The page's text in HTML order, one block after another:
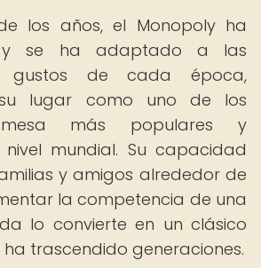
los años, el Monopoly ha
y se ha adaptado a las
gustos de cada época,
su lugar como uno de los
más populares y
mundial. Su capacidad
y amigos alrededor de
la competencia de una
lo convierte en un clásico
trascendido generaciones.